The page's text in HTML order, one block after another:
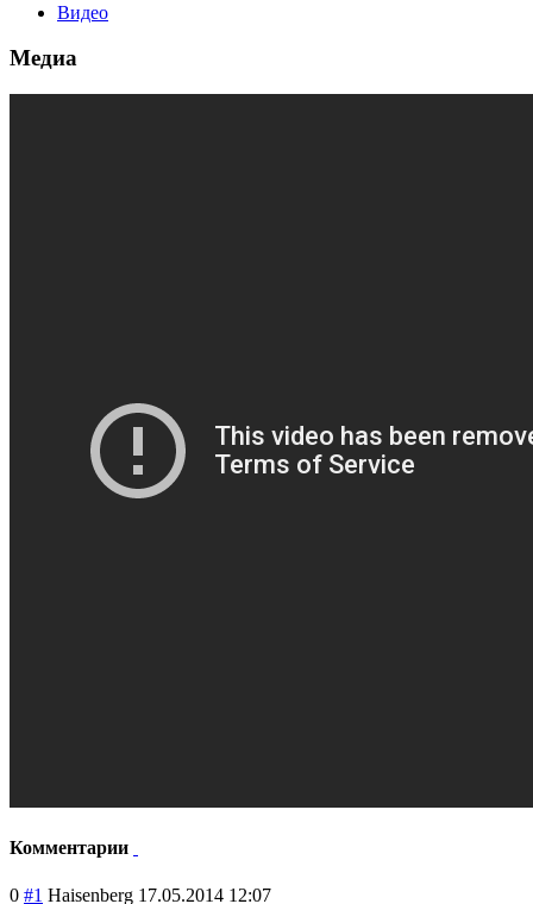
Видео
Медиа
Комментарии
0 #1 Haisenberg 17.05.2014 12:07